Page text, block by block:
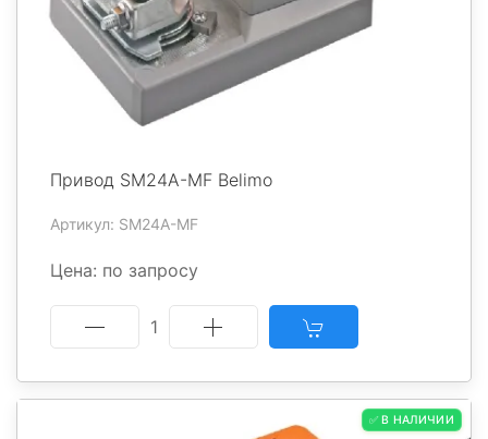
Привод SM24A-MF Belimo
Артикул: SM24A-MF
Цена: по запросу
1
✅ В НАЛИЧИИ